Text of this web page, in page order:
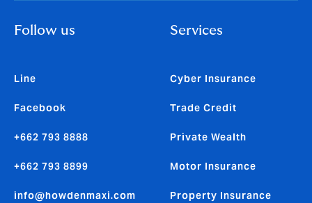
Follow us
Line
Facebook
+662 793 8888
+662 793 8899
info@howdenmaxi.com
Services
Cyber Insurance
Trade Credit
Private Wealth
Motor Insurance
Property Insurance